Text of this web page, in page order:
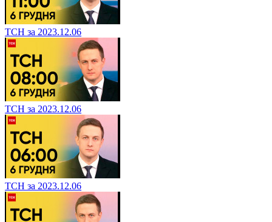
ТСН за 2023.12.06
ТСН за 2023.12.06
ТСН за 2023.12.06